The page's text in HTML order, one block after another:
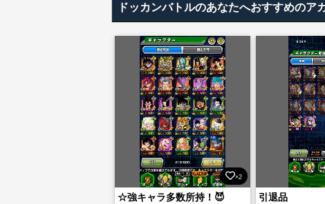
ドッカンバトルのあなたへおすすめのア
×2
☆強キャラ多数所持！😈 引退品